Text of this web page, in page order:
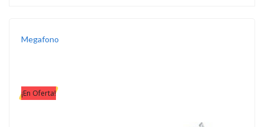
Megafono
¡En Oferta!